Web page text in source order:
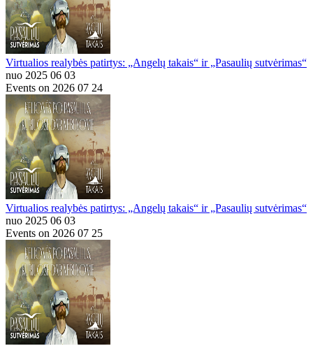
Virtualios realybės patirtys: „Angelų takais“ ir „Pasaulių sutvėrimas“
nuo 2025 06 03
Events on 2026 07 24
Virtualios realybės patirtys: „Angelų takais“ ir „Pasaulių sutvėrimas“
nuo 2025 06 03
Events on 2026 07 25